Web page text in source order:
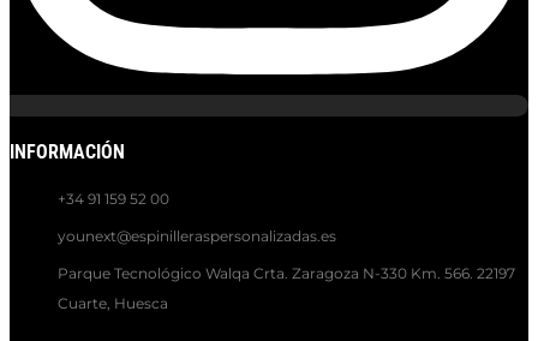
INFORMACIÓN
+34 91 159 52 00
younext@espinilleraspersonalizadas.es
Parque Tecnológico Walqa Crta. Zaragoza N-330 Km. 566. 22197
Cuarte, Huesca